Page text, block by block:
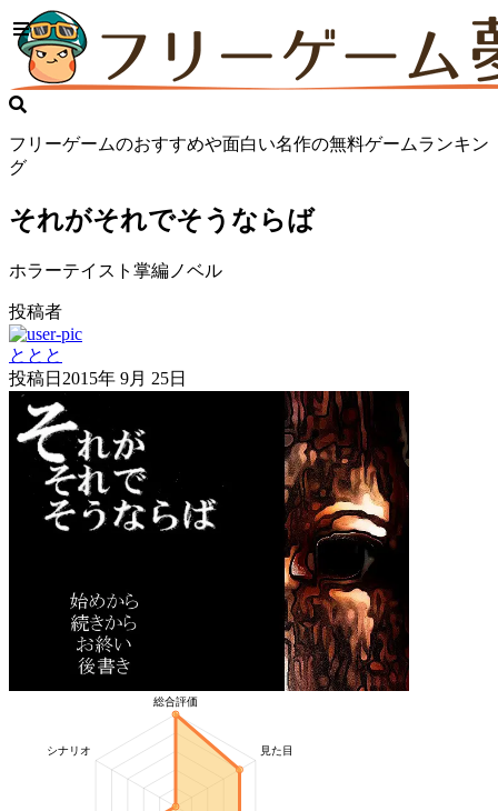
フリーゲームのおすすめや面白い名作の無料ゲームランキン
グ
それがそれでそうならば
ホラーテイスト掌編ノベル
投稿者
ととと
投稿日 2015年 9月 25日